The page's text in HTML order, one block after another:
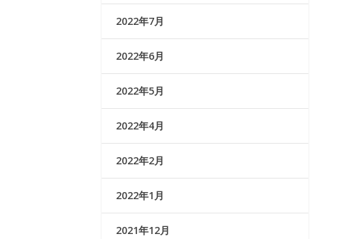
2022年7月
2022年6月
2022年5月
2022年4月
2022年2月
2022年1月
2021年12月